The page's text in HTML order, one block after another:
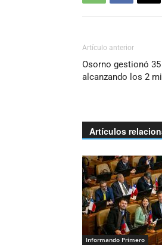
Artículo anterior
Osorno gestionó
alcanzando los 2
Artículos
Informando Primero